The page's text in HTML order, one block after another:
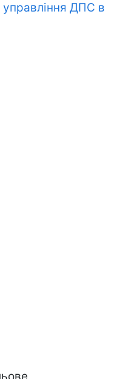
управління ДПС в